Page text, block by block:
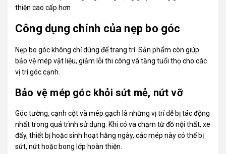
thiện cao cấp hơn
Công dụng chính của nẹp bo góc
Nẹp bo góc không chỉ dùng để trang trí. Sản phẩm còn giúp
bảo vệ mép vật liệu, giảm lỗi thi công và tăng tuổi thọ cho các
vị trí góc cạnh.
Bảo vệ mép góc khỏi sứt mẻ, nứt vỡ
Góc tường, cạnh cột và mép gạch là những vị trí dễ bị tác động
nhất trong quá trình sử dụng. Khi có va chạm từ đồ nội thất, xe
đẩy, thiết bị hoặc sinh hoạt hằng ngày, các mép này có thể bị
sứt, nứt hoặc bong lớp hoàn thiện.